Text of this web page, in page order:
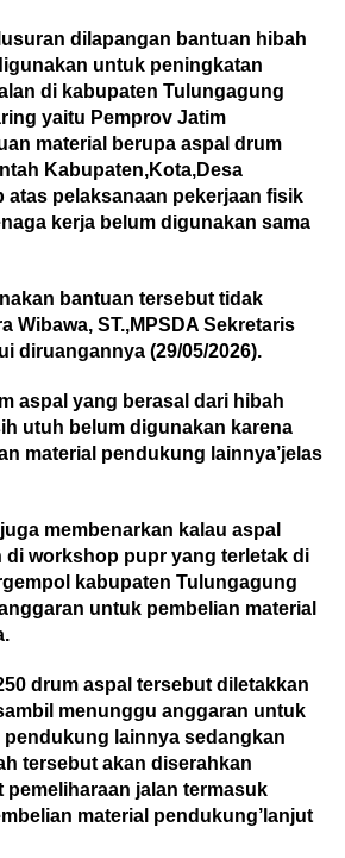
dilapangan bantuan hibah
untuk peningkatan
di kabupaten Tulungagung
yaitu Pemprov Jatim
material berupa aspal drum
Kabupaten,Kota,Desa
atas pelaksanaan pekerjaan fisik
kerja belum digunakan sama
bantuan tersebut tidak
Wibawa, ST.,MPSDA Sekretaris
diruangannya (29/05/2026).
aspal yang berasal dari hibah
utuh belum digunakan karena
material pendukung lainnya’jelas
membenarkan kalau aspal
di workshop pupr yang terletak di
kabupaten Tulungagung
untuk pembelian material
drum aspal tersebut diletakkan
menunggu anggaran untuk
pendukung lainnya sedangkan
tersebut akan diserahkan
pemeliharaan jalan termasuk
material pendukung’lanjut